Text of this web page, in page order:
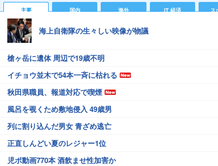
主要 国内 海外 IT 経済 ス
海上自衛隊の生々しい映像が物議
槍ヶ岳に遺体 周辺で19歳不明
イチョウ並木で54本一斉に枯れる
秋田県職員、報道対応で喫煙
風呂を覗くため敷地侵入 49歳男
列に割り込んだ男女 青ざめ逃亡
正直しんどい夏のレジャー1位
児ポ動画770本 酒飲ませ性加害か